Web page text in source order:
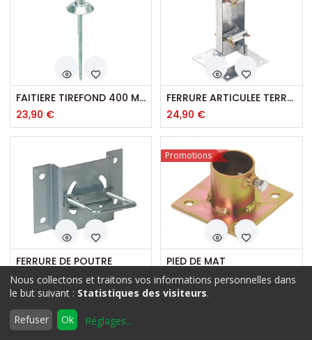
Filtres Nom: A à Z
Accueil Rechercher
FAITIERE TIREFOND 400 MM 147
23,90 €
FERRURE ARTICULEE TERRASSE
24,90 €
FERRURE DE POUTRE
8,90 €
PIED DE MAT
14,90€
Promotions
Nous collectons et traitons vos informations personnelles dans
le but suivant : Statistiques des visiteurs.
Refuser Ok Réglages...